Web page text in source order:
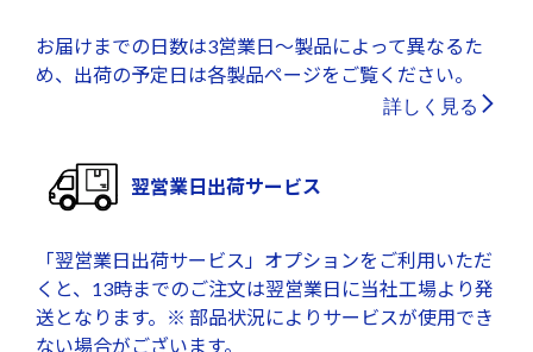
お届けまでの日数は3営業日～製品によって異なるた
め、出荷の予定日は各製品ページをご覧ください。
詳しく見る
翌営業日出荷サービス
「翌営業日出荷サービス」オプションをご利用いただ
くと、13時までのご注文は翌営業日に当社工場より発
送となります。※ 部品状況によりサービスが使用でき
ない場合がございます。